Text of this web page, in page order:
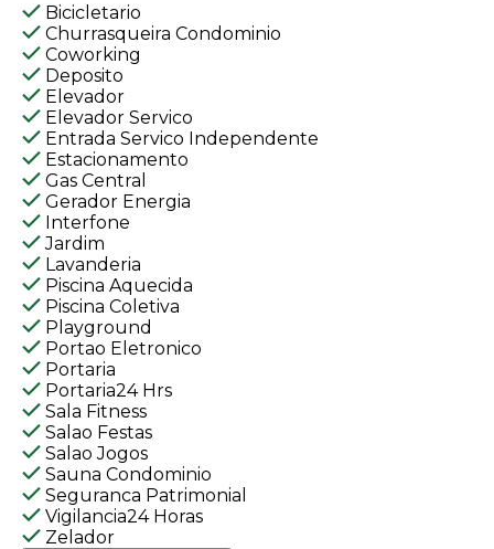
Bicicletario
Churrasqueira Condominio
Coworking
Deposito
Elevador
Elevador Servico
Entrada Servico Independente
Estacionamento
Gas Central
Gerador Energia
Interfone
Jardim
Lavanderia
Piscina Aquecida
Piscina Coletiva
Playground
Portao Eletronico
Portaria
Portaria24 Hrs
Sala Fitness
Salao Festas
Salao Jogos
Sauna Condominio
Seguranca Patrimonial
Vigilancia24 Horas
Zelador